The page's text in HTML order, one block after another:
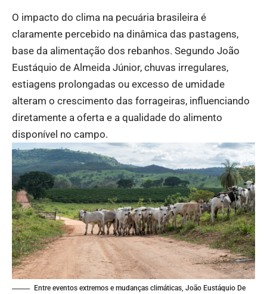
O impacto do clima na pecuária brasileira é
claramente percebido na dinâmica das pastagens,
base da alimentação dos rebanhos. Segundo João
Eustáquio de Almeida Júnior, chuvas irregulares,
estiagens prolongadas ou excesso de umidade
alteram o crescimento das forrageiras, influenciando
diretamente a oferta e a qualidade do alimento
disponível no campo.
Entre eventos extremos e mudanças climáticas, João Eustáquio De